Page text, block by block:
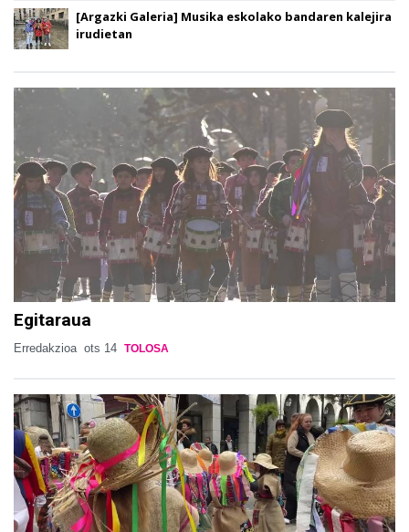
[Argazki Galeria] Musika eskolako bandaren kalejira
irudietan
Egitaraua
Erredakzioa ots 14 TOLOSA